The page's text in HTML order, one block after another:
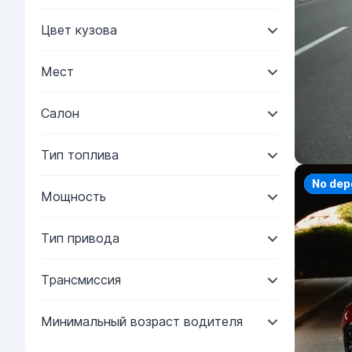
Цвет кузова
Мест
Салон
Тип топлива
Мощность
Тип привода
Трансмиссия
Минимальный возраст водителя
No